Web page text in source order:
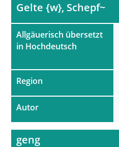
Allgäuerisch übersetzt
in Hochdeutsch
Region
Autor
Gelte {w}, Schepf~
geng